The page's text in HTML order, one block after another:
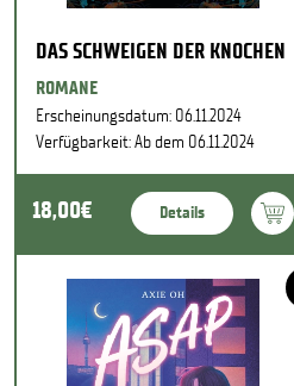
DAS SCHWEIGEN DER KNOCHEN
ROMANE
Erscheinungsdatum: 06.11.2024
Verfügbarkeit: Ab dem 06.11.2024
18,00€ Details